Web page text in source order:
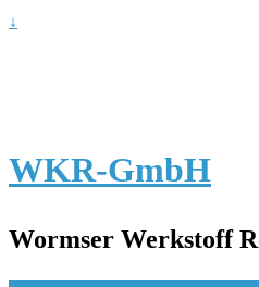
↓
WKR-GmbH
Wormser Werkstoff